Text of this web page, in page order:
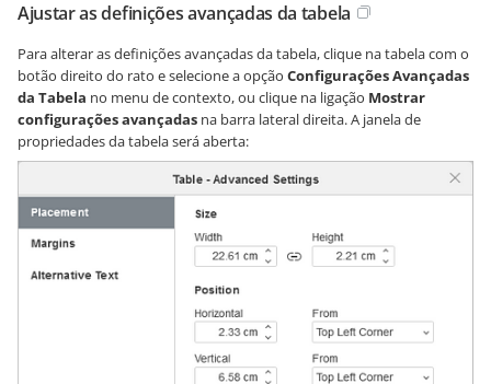
Ajustar as definições avançadas da tabela
Para alterar as definições avançadas da tabela, clique na tabela com o
botão direito do rato e selecione a opção Configurações Avançadas
da Tabela no menu de contexto, ou clique na ligação Mostrar
configurações avançadas na barra lateral direita. A janela de
propriedades da tabela será aberta: